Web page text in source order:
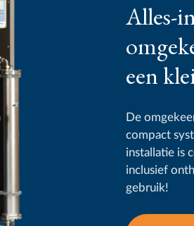
Alles-
een
De
compact
installatie is
inclusief
gebruik!